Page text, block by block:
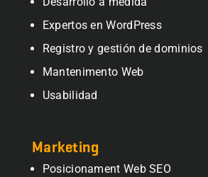
Expertos en WordPress
Registro y gestión de dominios
Mantenimento Web
Usabilidad
Marketing
Posicionament Web SEO